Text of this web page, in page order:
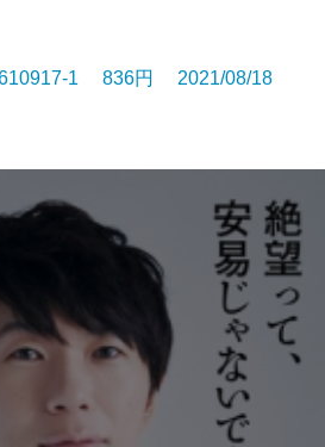
1 836円 2021/08/18